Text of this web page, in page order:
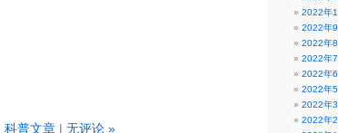
科普文章 | 无评论 »
2022年
2022年9
2022年8
2022年7
2022年6
2022年5
2022年3
2022年2